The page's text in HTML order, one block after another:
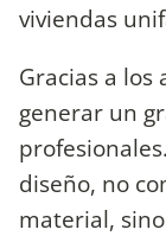
viviendas
Gracias a
generar un
diseño, no
material,